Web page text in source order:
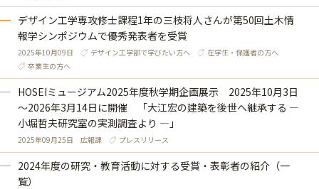
デザイン工学専攻修士課程1年の三枝将人さんが第50回土木情
報学シンポジウムで優秀発表者を受賞
2025年10月09日 デザイン工学部で学びたい方へ
在学生・保護者の方へ
卒業生の方へ
HOSEIミュージアム2025年度秋学期企画展示 2025年10月3日
～2026年3月14日に開催 「大江宏の建築を後世へ継承する ―
小堀哲夫研究室の実測調査より ―」
2025年09月25日 広報課 プレスリリース
2024年度の研究・教育活動に対する受賞・表彰者の紹介（一
覧）